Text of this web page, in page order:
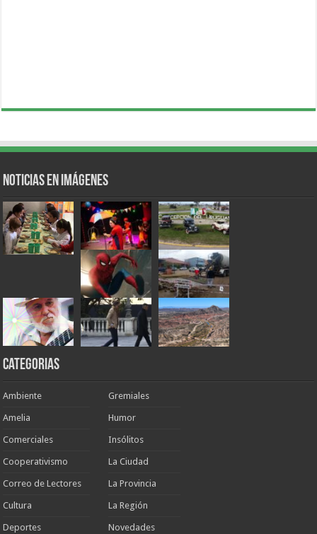
Noticias en Imágenes
Categorias
Ambiente
Amelia
Comerciales
Cooperativismo
Correo de Lectores
Cultura
Deportes
Gremiales
Humor
Insólitos
La Ciudad
La Provincia
La Región
Novedades